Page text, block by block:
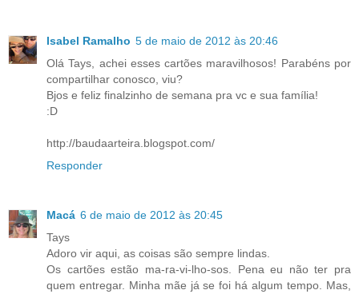
Isabel Ramalho 5 de maio de 2012 às 20:46
Olá Tays, achei esses cartões maravilhosos! Parabéns por
compartilhar conosco, viu?
Bjos e feliz finalzinho de semana pra vc e sua família!
:D
http://baudaarteira.blogspot.com/
Responder
Macá 6 de maio de 2012 às 20:45
Tays
Adoro vir aqui, as coisas são sempre lindas.
Os cartões estão ma-ra-vi-lho-sos. Pena eu não ter pra
quem entregar. Minha mãe já se foi há algum tempo. Mas,